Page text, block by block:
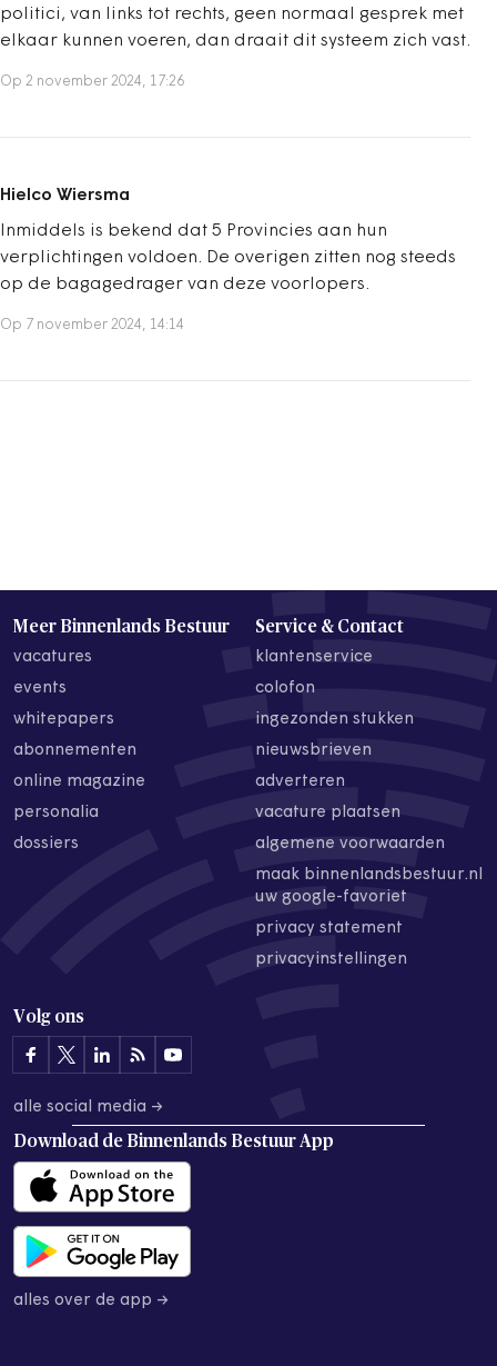
politici, van links tot rechts, geen normaal gesprek met
elkaar kunnen voeren, dan draait dit systeem zich vast.
Op 2 november 2024, 17:26
Hielco Wiersma
Inmiddels is bekend dat 5 Provincies aan hun
verplichtingen voldoen. De overigen zitten nog steeds
op de bagagedrager van deze voorlopers.
Op 7 november 2024, 14:14
Meer Binnenlands Bestuur
vacatures
events
whitepapers
abonnementen
online magazine
personalia
dossiers
Service & Contact
klantenservice
colofon
ingezonden stukken
nieuwsbrieven
adverteren
vacature plaatsen
algemene voorwaarden
maak binnenlandsbestuur.nl
uw google-favoriet
privacy statement
privacyinstellingen
Volg ons
alle social media →
Download de Binnenlands Bestuur App
alles over de app →